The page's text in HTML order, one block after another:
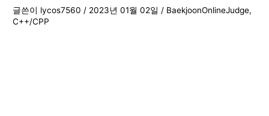
글쓴이 lycos7560/ 2023년 01월 02일/ BaekjoonOnlineJudge,
C++/CPP